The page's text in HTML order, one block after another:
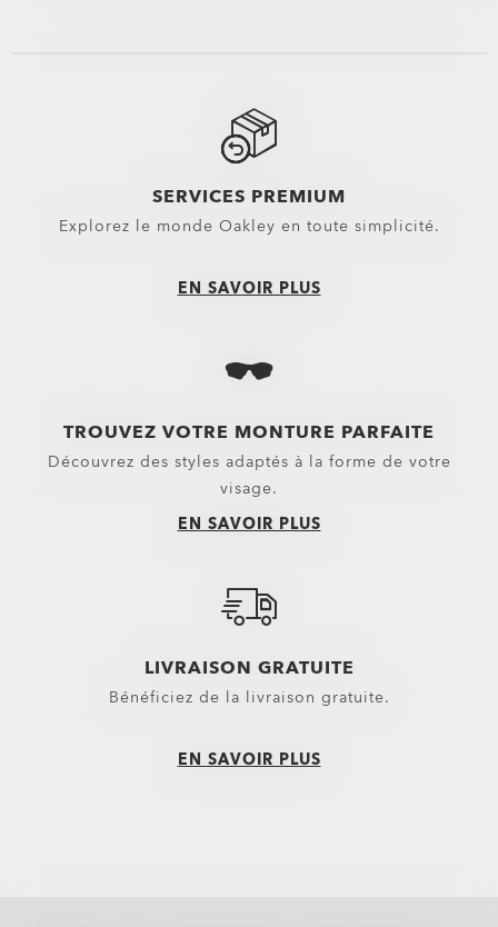
SERVICES PREMIUM
Explorez le monde Oakley en toute simplicité.
EN SAVOIR PLUS
TROUVEZ VOTRE MONTURE PARFAITE
Découvrez des styles adaptés à la forme de votre
visage.
EN SAVOIR PLUS
LIVRAISON GRATUITE
Bénéficiez de la livraison gratuite.
EN SAVOIR PLUS